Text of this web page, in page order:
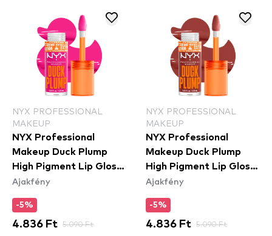
NYX PROFESSIONAL
MAKEUP
NYX Professional
Makeup Duck Plump
High Pigment Lip Gloss
- Bubblegum Bae
Ajakfény
-5%
4.836 Ft 5.090 Ft
NYX PROFESSIONAL
MAKEUP
NYX Professional
Makeup Duck Plump
High Pigment Lip Gloss
- Brick Of Time
Ajakfény
-5%
4.836 Ft 5.090 Ft